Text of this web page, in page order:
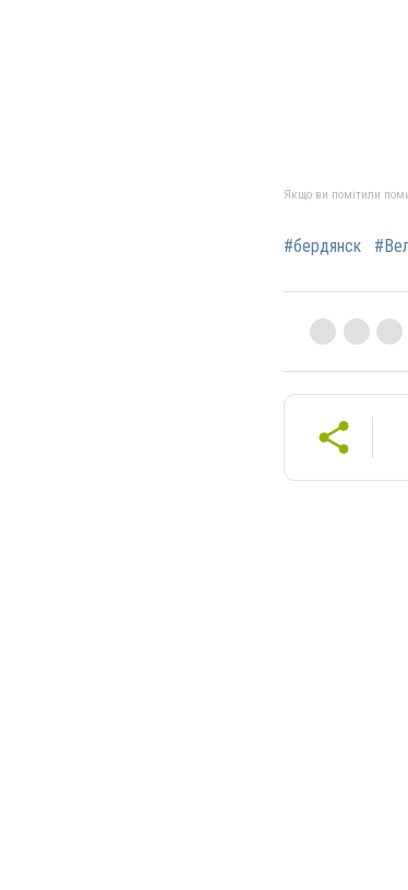
Якщо ви помітили
#бердянск